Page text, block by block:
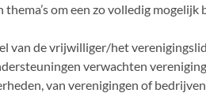
thema’s om een zo volledig mogelijk
van de vrijwilliger/het verenigingslid
verwachten
van verenigingen of